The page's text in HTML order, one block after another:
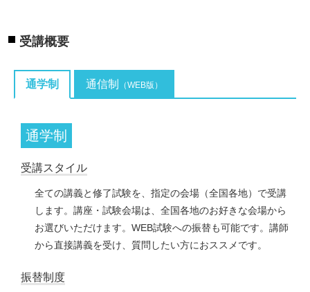
受講概要
通学制 通信制 （WEB版）
通学制
受講スタイル
全ての講義と修了試験を、指定の会場（全国各地）で受講
します。講座・試験会場は、全国各地のお好きな会場から
お選びいただけます。WEB試験への振替も可能です。講師
から直接講義を受け、質問したい方におススメです。
振替制度